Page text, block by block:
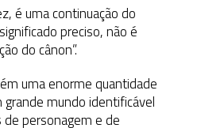
é uma continuação do
preciso, não é
do cânon”.
uma enorme quantidade
grande mundo identificável
de personagem e de